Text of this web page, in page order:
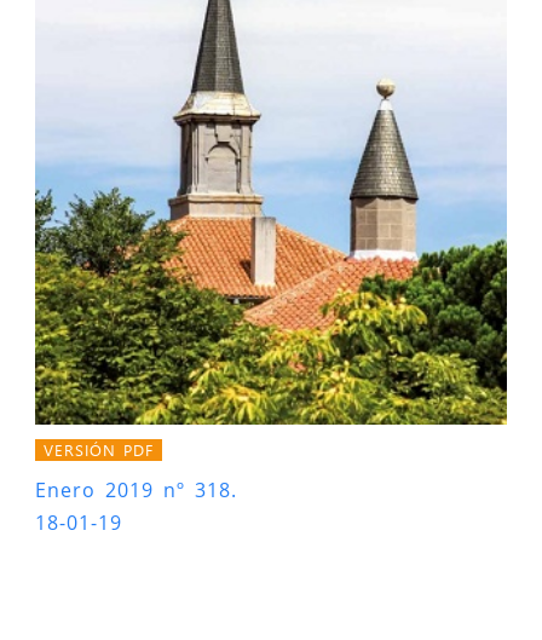
VERSIÓN PDF
Enero 2019 nº 318.
18-01-19